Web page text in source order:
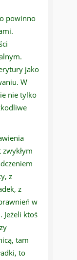
powinno
jako
W
nie tylko
z
z
w
ktoś
tam
to